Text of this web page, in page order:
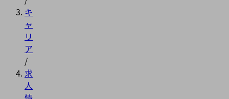
キ
ャ
リ
ア
/
求
人